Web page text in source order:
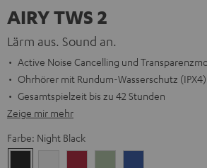
AIRY TWS 2
Lärm aus. Sound an.
Active Noise Cancelling und
Ohrhörer mit Rundum-Wasserschutz (IPX4)
Gesamtspielzeit bis zu 42 Stunden
Zeige mir mehr
Farbe: Night Black